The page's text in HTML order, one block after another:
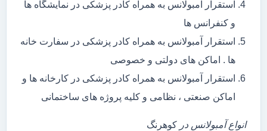
استقرار آمبولانس به همراه کادر پزشکی در نمایشگاه ها
و کنفرانس ها
استقرار آمبولانس به همراه کادر پزشکی در سفارت خانه
ها . اماکن های دولتی و خصوصی
استقرار آمبولانس به همراه کادر پزشکی در کارخانه ها و
اماکن صنعتی ، نظامی و کلیه پروژه های ساختمانی
انواع آمبولانس در کوهرنگ